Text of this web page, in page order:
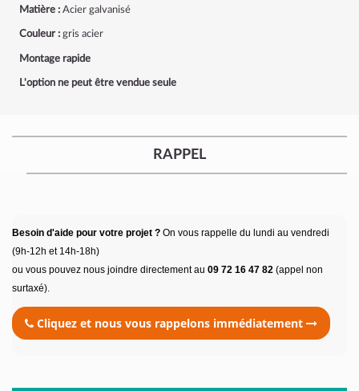
Matière : Acier galvanisé
Couleur : gris acier
Montage rapide
L'option ne peut être vendue seule
RAPPEL
Besoin d'aide pour votre projet ? On vous rappelle du lundi au vendredi
(9h-12h et 14h-18h)
ou vous pouvez nous joindre directement au 09 72 16 47 82 (appel non
surtaxé).
Cliquez et nous vous rappelons immédiatement